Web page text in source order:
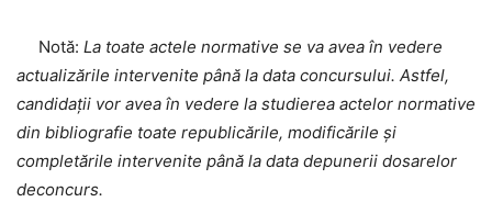
Notă: La toate actele normative se va avea în vedere
actualizările intervenite până la data concursului. Astfel,
candidații vor avea în vedere la studierea actelor normative
din bibliografie toate republicările, modificările și
completările intervenite până la data depunerii dosarelor
deconcurs.